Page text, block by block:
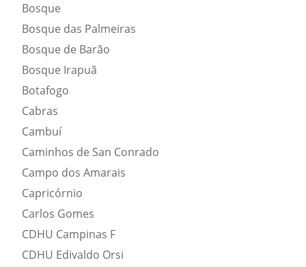
Bosque
Bosque das Palmeiras
Bosque de Barão
Bosque Irapuã
Botafogo
Cabras
Cambuí
Caminhos de San Conrado
Campo dos Amarais
Capricórnio
Carlos Gomes
CDHU Campinas F
CDHU Edivaldo Orsi